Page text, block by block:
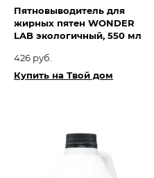
Пятновыводитель для
жирных пятен WONDER
LAB экологичный, 550 мл
426 руб.
Купить на Твой дом